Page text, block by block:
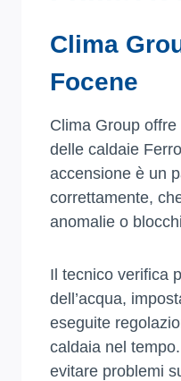
Clima
Focene
Clima Group
delle caldaie
accensione è un
correttamente,
anomalie o
Il tecnico verifica
dell’acqua,
eseguite
caldaia nel
evitare problemi